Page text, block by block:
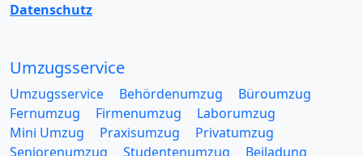
Datenschutz
Umzugsservice
Umzugsservice Behördenumzug
Büroumzug
Fernumzug
Firmenumzug
Laborumzug
Mini Umzug
Praxisumzug
Privatumzug
Seniorenumzug
Studentenumzug
Beiladung